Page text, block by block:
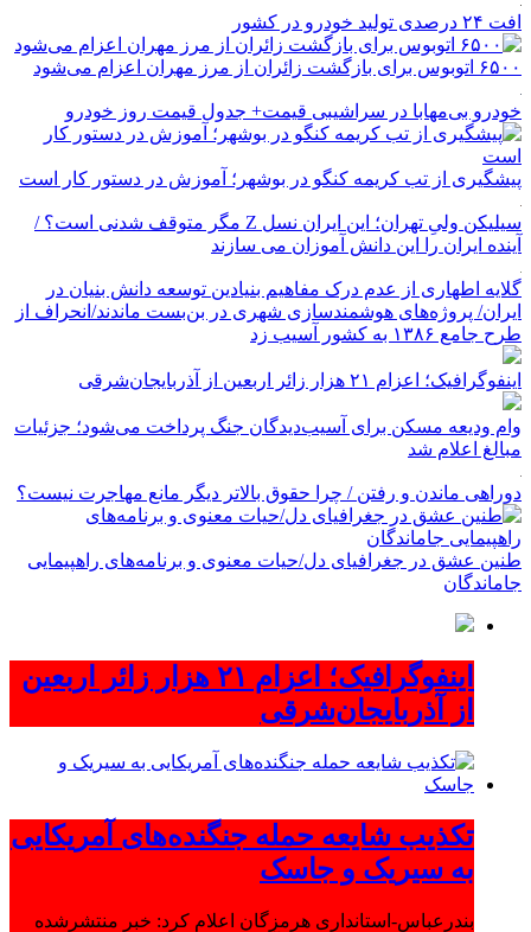
افت ۲۴ درصدی تولید خودرو در کشور
۶۵۰۰ اتوبوس برای بازگشت زائران از مرز مهران اعزام می‌شود
خودرو بی‌مهابا در سراشیبی قیمت+ جدول قیمت روز خودرو
پیشگیری از تب کریمه کنگو در بوشهر؛ آموزش در دستور کار است
سیلیکن ولیِ تهران؛ این ایران نسل Z مگر متوقف شدنی است؟ /
آینده ایران را این دانش آموزان می سازند
گلایه اطهاری از عدم درک مفاهیم بنیادین توسعه دانش بنیان در
ایران/ پروژه‌های هوشمندسازی شهری در بن‌بست ماندند/انحراف از
طرح جامع ۱۳۸۶ به کشور آسیب زد
اینفوگرافیک؛ اعزام ۲۱ هزار زائر اربعین از آذربایجان‌شرقی
وام ودیعه مسکن برای آسیب‌دیدگان جنگ پرداخت می‌شود؛ جزئیات
مبالغ اعلام شد
دوراهی ماندن و رفتن / چرا حقوق بالاتر دیگر مانع مهاجرت نیست؟
طنین عشق در جغرافیای دل/حیات معنوی و برنامه‌های راهپیمایی
جاماندگان
اینفوگرافیک؛ اعزام ۲۱ هزار زائر اربعین
از آذربایجان‌شرقی
تکذیب شایعه حمله جنگنده‌های آمریکایی
به سیریک و جاسک
بندرعباس-استانداری هرمزگان اعلام کرد: خبر منتشرشده